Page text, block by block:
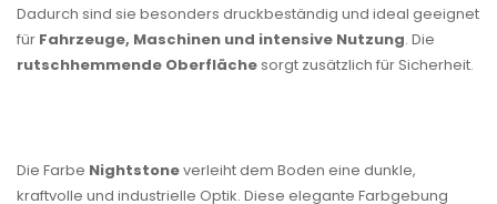
Dadurch sind sie besonders druckbeständig und ideal geeignet
für Fahrzeuge, Maschinen und intensive Nutzung. Die
rutschhemmende Oberfläche sorgt zusätzlich für Sicherheit.
Die Farbe Nightstoneverleiht dem Boden eine dunkle,
kraftvolle und industrielle Optik. Diese elegante Farbgebung